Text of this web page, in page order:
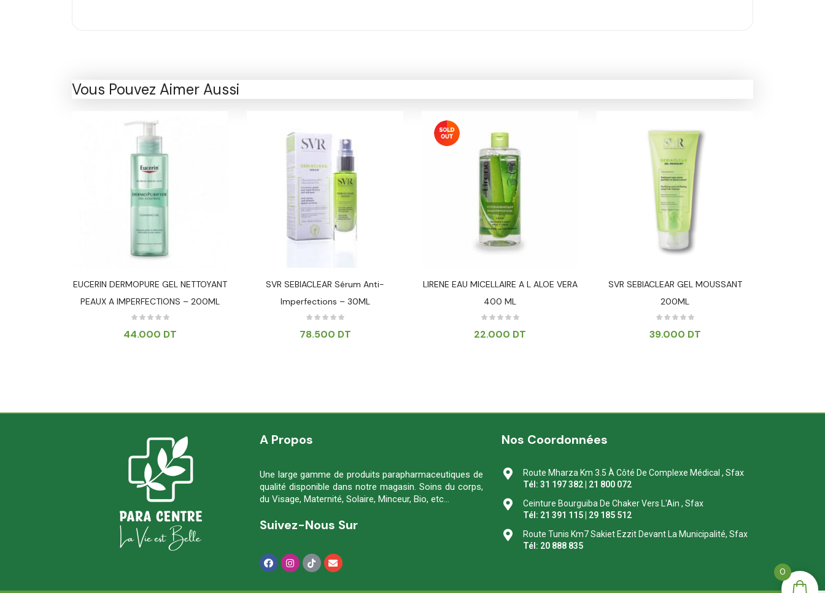
Vous Pouvez Aimer Aussi
EUCERIN DERMOPURE GEL NETTOYANT
PEAUX A IMPERFECTIONS – 200ML
44.000 DT
SVR SEBIACLEAR Sérum Anti-
Imperfections – 30ML
78.500 DT
LIRENE EAU MICELLAIRE A L ALOE VERA
400 ML
22.000 DT
SVR SEBIACLEAR GEL MOUSSANT
200ML
39.000 DT
A Propos
Une large gamme de produits parapharmaceutiques de
qualité disponible dans notre magasin. Soins du corps,
du Visage, Maternité, Solaire, Minceur, Bio, etc…
Suivez-Nous Sur
Nos Coordonnées
Route Mharza Km 3.5 À Côté De Complexe Médical , Sfax
Tél: 31 197 382 | 21 800 072
Ceinture Bourguiba De Chaker Vers L'Ain , Sfax
Tél: 21 391 115 | 29 185 512
Route Tunis Km7 Sakiet Ezzit Devant La Municipalité, Sfax
Tél: 20 888 835
0